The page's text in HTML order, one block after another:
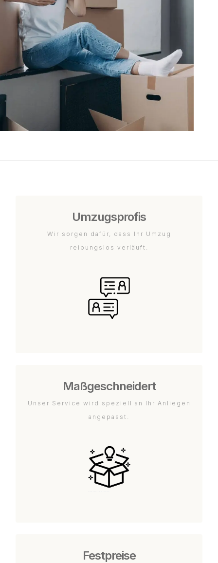
Umzugsprofis
Wir sorgen dafür, dass Ihr Umzug
reibungslos verläuft.
Maßgeschneidert
Unser Service wird speziell an Ihr Anliegen
angepasst.
Festpreise